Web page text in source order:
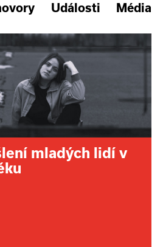
Události Média
mladých lidí v